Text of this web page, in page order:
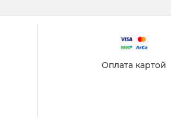
Оплата картой